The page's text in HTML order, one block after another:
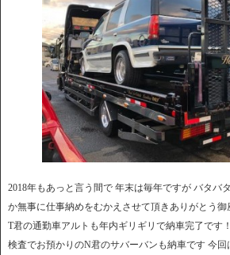
2018年もあっと言う間で 年末は毎年ですが バタバ
か無事に仕事納めをむかえさせて頂きありがとう御
T君の通勤車アルトも年内ギリギリで納車完了です！
検査でお預かりのN君のサバーバンも納車です 今